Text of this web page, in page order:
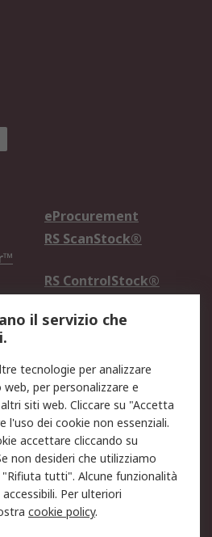
eProcurement
RS ScanStock®
RS ControlStock®
Informativa Privacy -
Aggiornata
Termini d'uso
Condizioni generali di
servizio
il servizio che
tecnologie per analizzare
per personalizzare e
siti web. Cliccare su "Accetta
dei cookie non essenziali.
accettare cliccando su
non desideri che utilizziamo
tutti". Alcune funzionalità
Per ulteriori
cookie policy.